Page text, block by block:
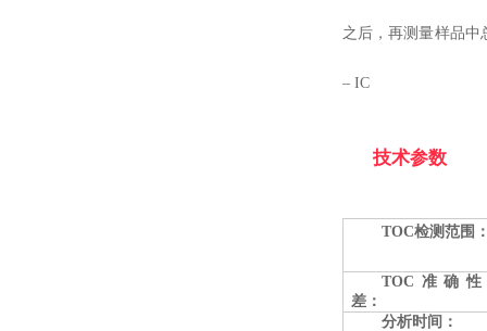
之后，再测量样品中
– IC
技术参数
TOC检测范围
TOC 准确性
差：
分析时间：